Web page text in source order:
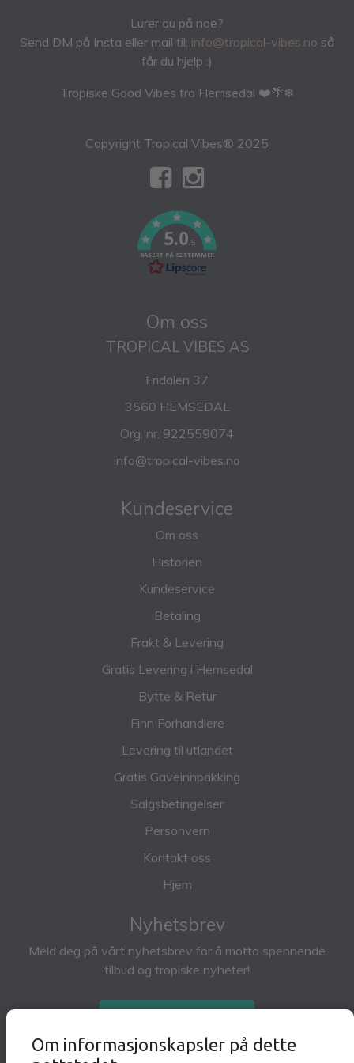
Lurer du på noe?
Send DM på Insta eller mail til: info@tropical-vibes.no så
får du hjelp :)
Tropiske Good Vibes fra Hemsedal ❤️🌴❄
Copyright Tropical Vibes® 2025
5.0/5
BASERT PÅ 82 STEMMER
Om oss
TROPICAL VIBES AS
Fridalen 37
3560 HEMSEDAL
Org. nr. 922559074
info@tropical-vibes.no
Kundeservice
Om oss
Historien
Kundeservice
Betaling
Frakt & Levering
Gratis Levering i Hemsedal
Bytte & Retur
Finn Forhandlere
Levering til utlandet
Gratis Gaveinnpakking
Salgsbetingelser
Personvern
Kontakt oss
Hjem
Nyhetsbrev
Meld deg på vårt nyhetsbrev for å motta spennende
tilbud og tropiske nyheter!
Abonner på nyhetsbrev
Om informasjonskapsler på dette